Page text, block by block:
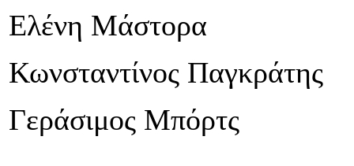
Ελένη Μάστορα
Κωνσταντίνος Παγκράτης
Γεράσιμος Μπόρτς